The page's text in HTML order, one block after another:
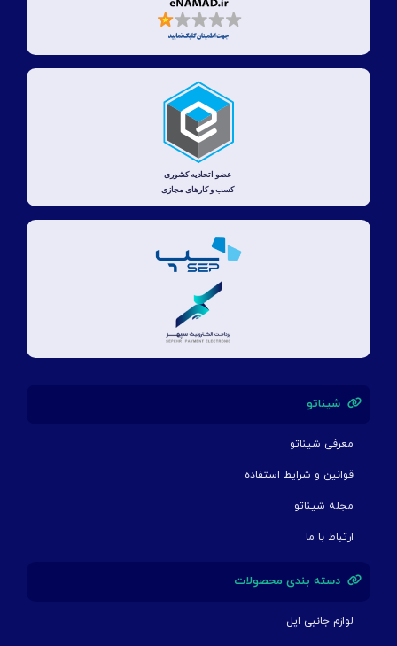
شیناتو
معرفی شیناتو
قوانین و شرایط استفاده
مجله شیناتو
ارتباط با ما
دسته بندی محصولات
لوازم جانبی اپل